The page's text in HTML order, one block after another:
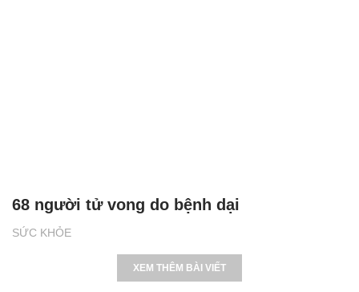
SỨC KHỎE
68 người tử vong do bệnh dại
XEM THÊM BÀI VIẾT